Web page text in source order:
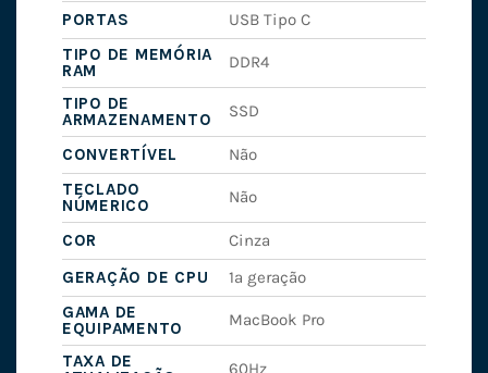
PORTAS
USB Tipo C
TIPO DE MEMÓRIA
RAM
DDR4
TIPO DE
ARMAZENAMENTO
SSD
CONVERTÍVEL
Não
TECLADO
NÚMERICO
Não
COR
Cinza
GERAÇÃO DE CPU
1ª geração
GAMA DE
EQUIPAMENTO
MacBook Pro
TAXA DE
60Hz